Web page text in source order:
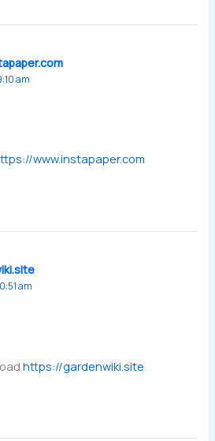
am
www.instapaper.com
am
https://gardenwiki.site